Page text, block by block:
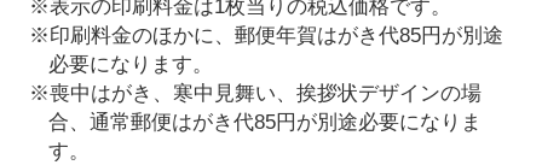
※表示の印刷料金は1枚当りの税込価格です。
※印刷料金のほかに、郵便年賀はがき代85円が別途
必要になります。
※喪中はがき、寒中見舞い、挨拶状デザインの場
合、通常郵便はがき代85円が別途必要になりま
す。